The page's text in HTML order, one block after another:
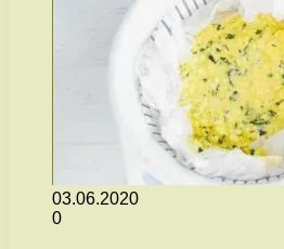
03.06.2020
0